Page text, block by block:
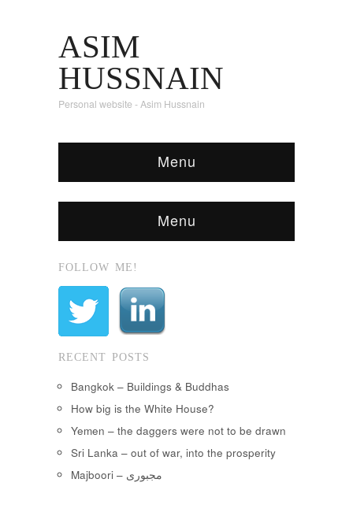
ASIM
HUSSNAIN
Personal website - Asim Hussnain
Menu
Menu
FOLLOW ME!
RECENT POSTS
Bangkok – Buildings & Buddhas
How big is the White House?
Yemen – the daggers were not to be drawn
Sri Lanka – out of war, into the prosperity
Majboori – مجبوری